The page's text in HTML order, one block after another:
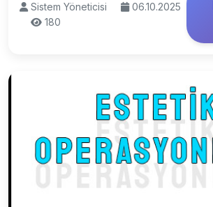
Sistem Yöneticisi
06.10.2025
180